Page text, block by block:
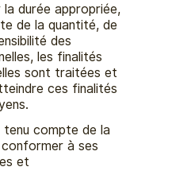
durée appropriée,
de la quantité, de
des
les finalités
sont traitées et
ces finalités
compte de la
à ses
et